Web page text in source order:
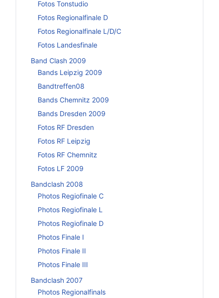
Fotos Tonstudio
Fotos Regionalfinale D
Fotos Regionalfinale L/D/C
Fotos Landesfinale
Band Clash 2009
Bands Leipzig 2009
Bandtreffen08
Bands Chemnitz 2009
Bands Dresden 2009
Fotos RF Dresden
Fotos RF Leipzig
Fotos RF Chemnitz
Fotos LF 2009
Bandclash 2008
Photos Regiofinale C
Photos Regiofinale L
Photos Regiofinale D
Photos Finale I
Photos Finale II
Photos Finale III
Bandclash 2007
Photos Regionalfinals